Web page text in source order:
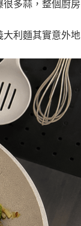
多蒜，整個廚房
利麵其實意外地